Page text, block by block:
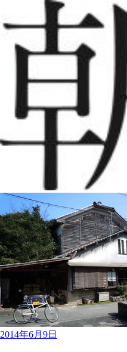
テ
朝日屋酒店
朝日屋酒店のサイト
2014年6月9日